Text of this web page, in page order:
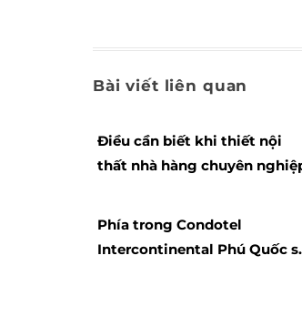
Bài viết liên quan
Điều cần biết khi thiết nội
thất nhà hàng chuyên
Phía trong Condotel
Intercontinental Phú Quốc